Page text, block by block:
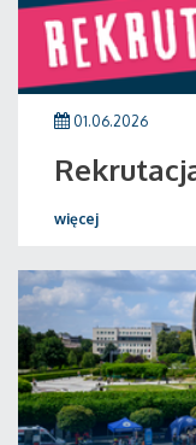
01.06.2026
więcej